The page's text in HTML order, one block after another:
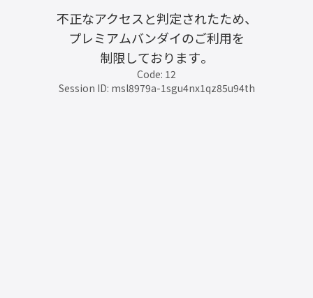
不正なアクセスと判定されたため、
プレミアムバンダイのご利用を
制限しております。
Code: 12
Session ID: msl8979a-1sgu4nx1qz85u94th